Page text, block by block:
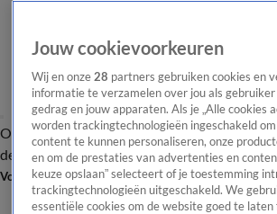
OverzichtAfleveringen Entertainment TV
de redactieNieuwsbrief
Volg Shownieuws
Jouw cookievoorkeuren
Wij en onze 28 partners gebruiken cookies en
informatie te verzamelen over jou als
gedrag en jouw apparaten. Als je „Alle cookies
worden trackingtechnologieën ingeschakeld
content te kunnen personaliseren, onze
en om de prestaties van advertenties en
keuze opslaan” selecteert of je toestemming
trackingtechnologieën uitgeschakeld. We
essentiële cookies om de website goed te